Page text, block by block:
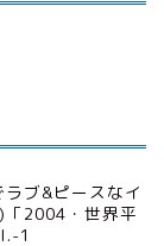
ブ&ピースなイ
2004・世界平
1